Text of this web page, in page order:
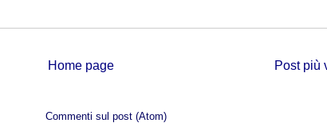
Post più
Home page
Commenti sul post (Atom)